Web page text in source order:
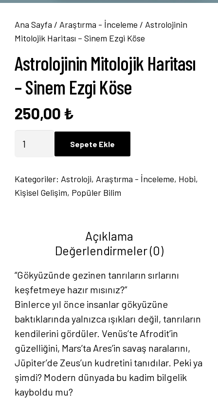
Ana Sayfa / Araştırma - İnceleme / Astrolojinin
Mitolojik Haritası – Sinem Ezgi Köse
Astrolojinin Mitolojik Haritası
– Sinem Ezgi Köse
250,00 ₺
Mitolojik
-
Sinem
Sepete Ekle
Kategoriler: Astroloji, Araştırma - İnceleme, Hobi,
Kişisel Gelişim, Popüler Bilim
Açıklama
Değerlendirmeler (0)
“Gökyüzünde gezinen tanrıların sırlarını
keşfetmeye hazır mısınız?”
Binlerce yıl önce insanlar gökyüzüne
baktıklarında yalnızca ışıkları değil, tanrıların
kendilerini gördüler. Venüs’te Afrodit’in
güzelliğini, Mars’ta Ares’in savaş naralarını,
Jüpiter’de Zeus’un kudretini tanıdılar. Peki ya
şimdi? Modern dünyada bu kadim bilgelik
kayboldu mu?